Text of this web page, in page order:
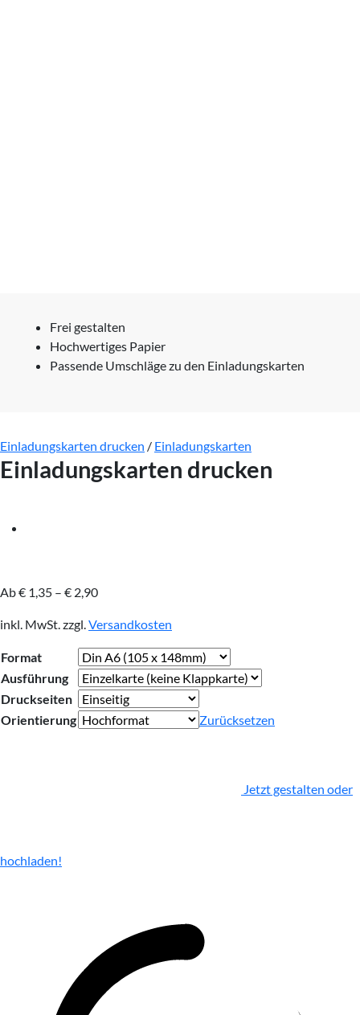
Frei gestalten
Hochwertiges Papier
Passende Umschläge zu den Einladungskarten
Einladungskarten drucken / Einladungskarten
Einladungskarten drucken
Ab€ 1,35 – € 2,90
inkl. MwSt.zzgl.Versandkosten
Format
Ausführung
Druckseiten
Orientierung
Zurücksetzen
Jetzt gestalten oder
hochladen!